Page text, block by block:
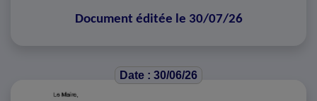
Document éditée le 30/07/26
Date : 30/06/26